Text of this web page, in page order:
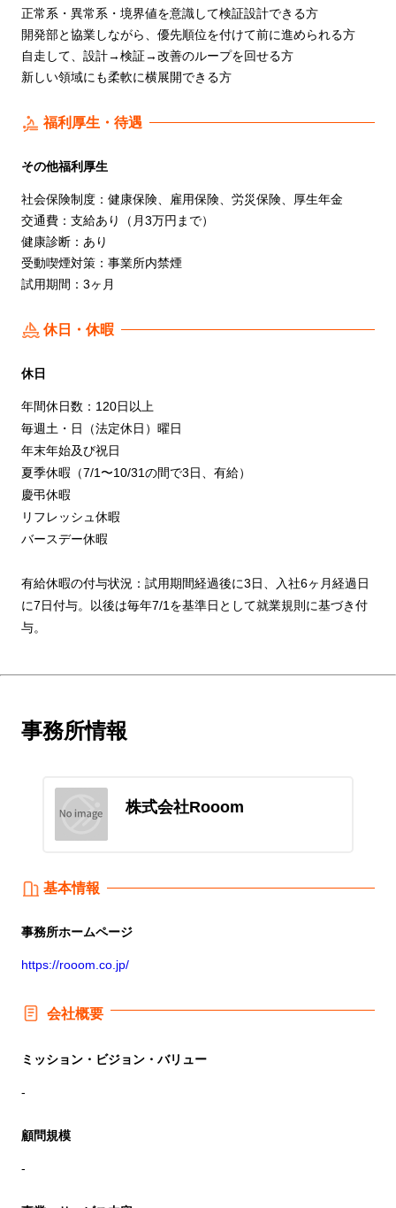
正常系・異常系・境界値を意識して検証設計できる方
開発部と協業しながら、優先順位を付けて前に進められる方
自走して、設計→検証→改善のループを回せる方
新しい領域にも柔軟に横展開できる方
福利厚生・待遇
その他福利厚生
社会保険制度：健康保険、雇用保険、労災保険、厚生年金
交通費：支給あり（月3万円まで）
健康診断：あり
受動喫煙対策：事業所内禁煙
試用期間：3ヶ月
休日・休暇
休日
年間休日数：120日以上
毎週土・日（法定休日）曜日
年末年始及び祝日
夏季休暇（7/1〜10/31の間で3日、有給）
慶弔休暇
リフレッシュ休暇
バースデー休暇
有給休暇の付与状況：試用期間経過後に3日、入社6ヶ月経過日
に7日付与。以後は毎年7/1を基準日として就業規則に基づき付
与。
事務所情報
株式会社Rooom
基本情報
事務所ホームページ
https://rooom.co.jp/
会社概要
ミッション・ビジョン・バリュー
-
顧問規模
-